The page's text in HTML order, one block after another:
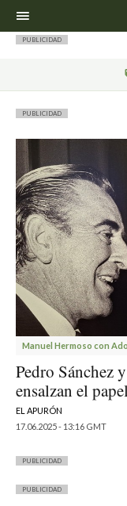
PUBLICIDAD
PUBLICIDAD
Manuel Hermoso con
Pedro Sánchez
ensalzan el
EL APURÓN
17.06.2025 - 13:16 GMT
PUBLICIDAD
PUBLICIDAD